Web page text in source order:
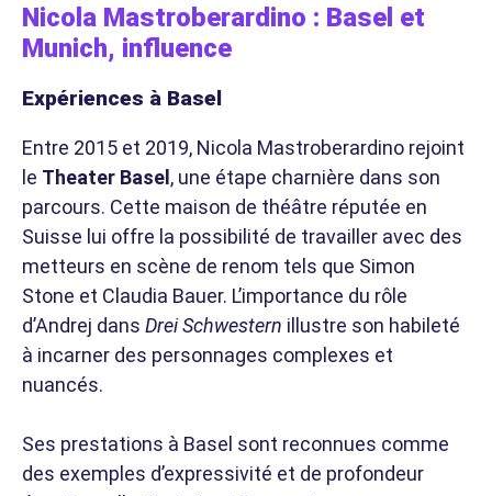
Nicola Mastroberardino : Basel et
Munich, influence
Expériences à Basel
Entre 2015 et 2019, Nicola Mastroberardino rejoint
le Theater Basel , une étape charnière dans son
parcours. Cette maison de théâtre réputée en
Suisse lui offre la possibilité de travailler avec des
metteurs en scène de renom tels que Simon
Stone et Claudia Bauer. L’importance du rôle
d’Andrej dans Drei Schwestern illustre son habileté
à incarner des personnages complexes et
nuancés.
Ses prestations à Basel sont reconnues comme
des exemples d’expressivité et de profondeur